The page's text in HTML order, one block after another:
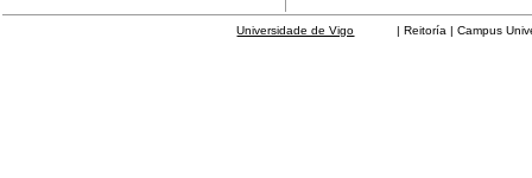
Universidade de Vigo | Reitoría | Campus